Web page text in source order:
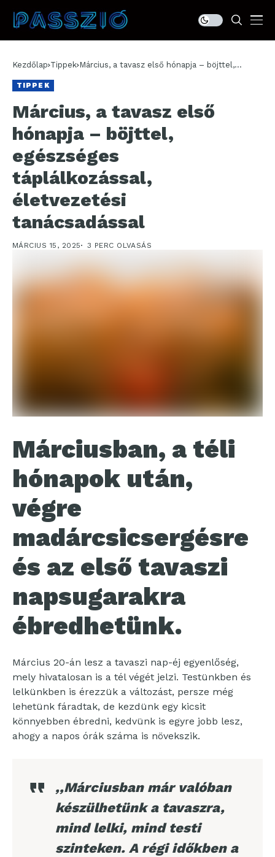
Kezdőlap Tippek Március, a tavasz első hónapja – böjttel,
TIPPEK
Március, a tavasz első
hónapja – böjttel,
egészséges
táplálkozással,
életvezetési
tanácsadással
MÁRCIUS 15, 2025 3 PERC OLVASÁS
Márciusban, a téli
hónapok után,
végre
madárcsicsergésre
és az első tavaszi
napsugarakra
ébredhetünk.
Március 20-án lesz a tavaszi nap-éj egyenlőség,
mely hivatalosan is a tél végét jelzi. Testünkben és
lelkünkben is érezzük a változást, persze még
lehetünk fáradtak, de kezdünk egy kicsit
könnyebben ébredni, kedvünk is egyre jobb lesz,
ahogy a napos órák száma is növekszik.
,,Márciusban már valóban
készülhetünk a tavaszra,
mind lelki, mind testi
szinteken. A régi időkben a